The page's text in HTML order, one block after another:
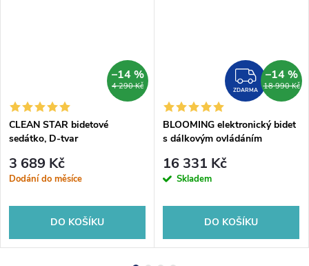
4 290 Kč
–14 %
CLEAN STAR bidetové
sedátko, D-tvar
3 689 Kč
Dodání do měsíce
DO KOŠÍKU
ZDARMA 18 990 Kč
–14 %
BLOOMING elektronický bidet
s dálkovým ovládáním
16 331 Kč
Skladem
DO KOŠÍKU